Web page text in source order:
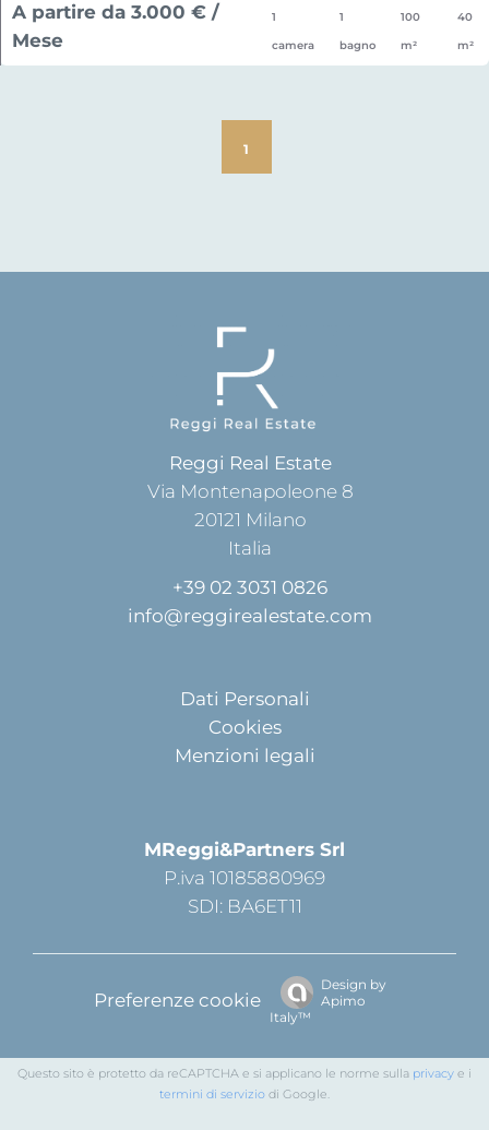
A partire da 3.000 € /
Mese
1
camera
1
bagno
100
m²
40
m²
1
Reggi Real Estate
Via Montenapoleone 8
20121 Milano
Italia
+39 02 3031 0826
info@reggirealestate.com
Dati Personali
Cookies
Menzioni legali
MReggi&Partners Srl
P.iva 10185880969
SDI: BA6ET11
Preferenze cookie
Design by
Apimo
Italy™
Questo sito è protetto da reCAPTCHA e si applicano le norme sulla privacy e i
termini di servizio di Google.